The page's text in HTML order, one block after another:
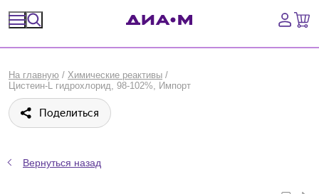
Оборудование, приборы
Расходные материалы, пластик, стекло
Химические реактивы, препараты, наборы
На главную / Химические реактивы /
Цистеин-L гидрохлорид, 98-102%, Импорт
Поделиться
Вернуться назад